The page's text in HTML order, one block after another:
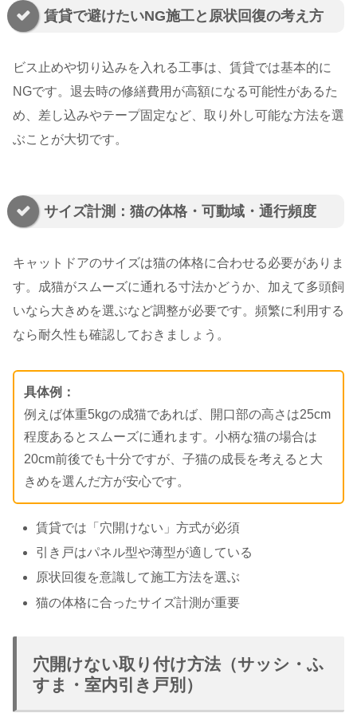
賃貸で避けたいNG施工と原状回復の考え方
ビス止めや切り込みを入れる工事は、賃貸では基本的に
NGです。退去時の修繕費用が高額になる可能性があるた
め、差し込みやテープ固定など、取り外し可能な方法を選
ぶことが大切です。
サイズ計測：猫の体格・可動域・通行頻度
キャットドアのサイズは猫の体格に合わせる必要がありま
す。成猫がスムーズに通れる寸法かどうか、加えて多頭飼
いなら大きめを選ぶなど調整が必要です。頻繁に利用する
なら耐久性も確認しておきましょう。
具体例：
例えば体重5kgの成猫であれば、開口部の高さは25cm
程度あるとスムーズに通れます。小柄な猫の場合は
20cm前後でも十分ですが、子猫の成長を考えると大
きめを選んだ方が安心です。
賃貸では「穴開けない」方式が必須
引き戸はパネル型や薄型が適している
原状回復を意識して施工方法を選ぶ
猫の体格に合ったサイズ計測が重要
穴開けない取り付け方法（サッシ・ふ
すま・室内引き戸別）